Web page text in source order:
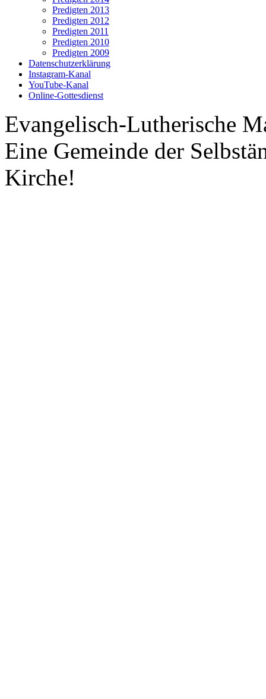
Predigten 2013
Predigten 2012
Predigten 2011
Predigten 2010
Predigten 2009
Datenschutzerklärung
Instagram-Kanal
YouTube-Kanal
Online-Gottesdienst
Evangelisch-Lutherische
Eine Gemeinde der
Kirche!